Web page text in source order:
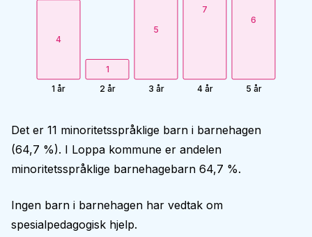
4
1 år
1
2 år
5
3 år
7
4 år
6
5 år
Det er 11 minoritetsspråklige barn i barnehagen
(64,7 %). I Loppa kommune er andelen
minoritetsspråklige barnehagebarn 64,7 %.
Ingen barn i barnehagen har vedtak om
spesialpedagogisk hjelp.